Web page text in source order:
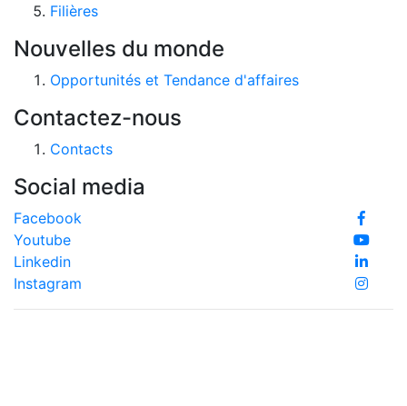
Filières
Nouvelles du monde
Opportunités et Tendance d'affaires
Contactez-nous
Contacts
Social media
Facebook
Youtube
Linkedin
Instagram